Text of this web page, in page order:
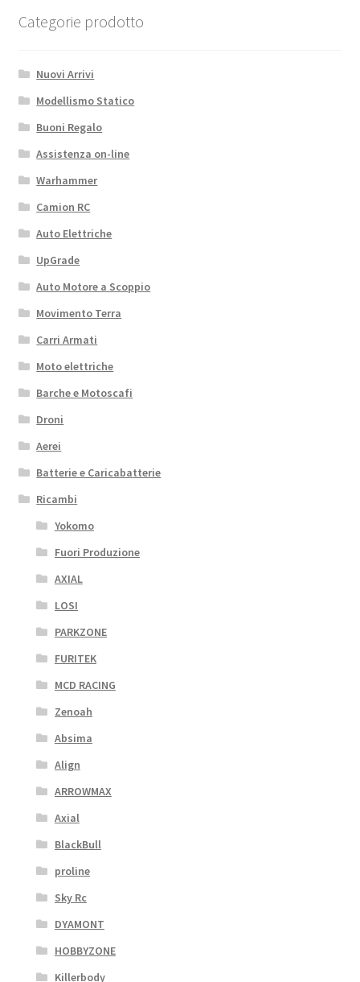
Categorie prodotto
Nuovi Arrivi
Modellismo Statico
Buoni Regalo
Assistenza on-line
Warhammer
Camion RC
Auto Elettriche
UpGrade
Auto Motore a Scoppio
Movimento Terra
Carri Armati
Moto elettriche
Barche e Motoscafi
Droni
Aerei
Batterie e Caricabatterie
Ricambi
Yokomo
Fuori Produzione
AXIAL
LOSI
PARKZONE
FURITEK
MCD RACING
Zenoah
Absima
Align
ARROWMAX
Axial
BlackBull
proline
Sky Rc
DYAMONT
HOBBYZONE
Killerbody